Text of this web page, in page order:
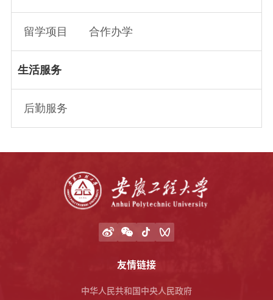
留学项目 合作办学
生活服务
后勤服务
友情链接
中华人民共和国中央人民政府